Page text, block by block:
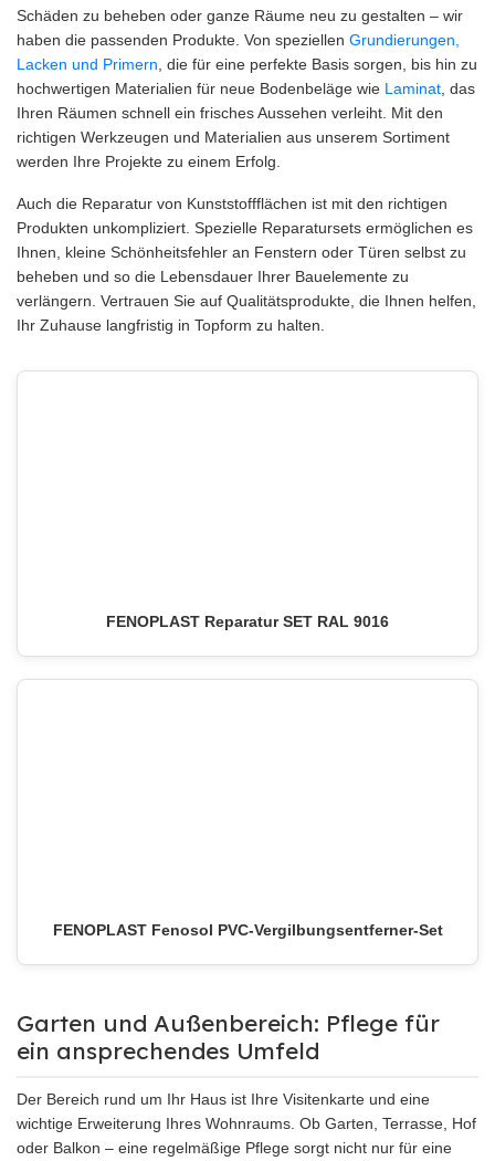
Schäden zu beheben oder ganze Räume neu zu gestalten – wir
haben die passenden Produkte. Von speziellen Grundierungen,
Lacken und Primern , die für eine perfekte Basis sorgen, bis hin zu
hochwertigen Materialien für neue Bodenbeläge wie Laminat , das
Ihren Räumen schnell ein frisches Aussehen verleiht. Mit den
richtigen Werkzeugen und Materialien aus unserem Sortiment
werden Ihre Projekte zu einem Erfolg.
Auch die Reparatur von Kunststoffflächen ist mit den richtigen
Produkten unkompliziert. Spezielle Reparatursets ermöglichen es
Ihnen, kleine Schönheitsfehler an Fenstern oder Türen selbst zu
beheben und so die Lebensdauer Ihrer Bauelemente zu
verlängern. Vertrauen Sie auf Qualitätsprodukte, die Ihnen helfen,
Ihr Zuhause langfristig in Topform zu halten.
FENOPLAST Reparatur SET RAL 9016
FENOPLAST Fenosol PVC-Vergilbungsentferner-Set
Garten und Außenbereich: Pflege für
ein ansprechendes Umfeld
Der Bereich rund um Ihr Haus ist Ihre Visitenkarte und eine
wichtige Erweiterung Ihres Wohnraums. Ob Garten, Terrasse, Hof
oder Balkon – eine regelmäßige Pflege sorgt nicht nur für eine